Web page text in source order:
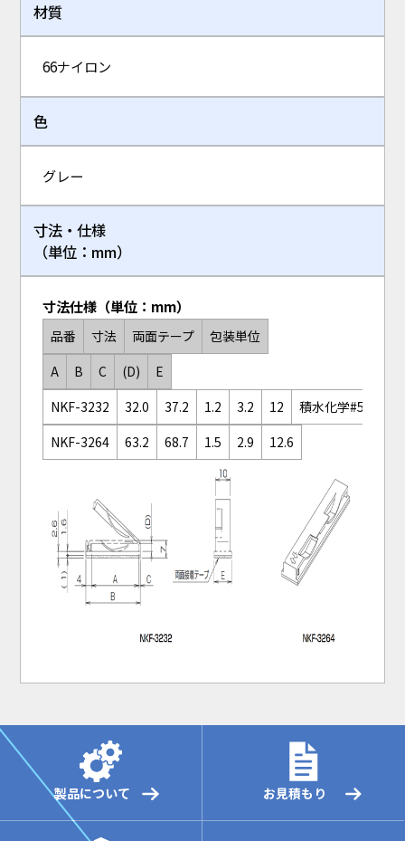
材質
66ナイロン
色
グレー
寸法・仕様
（単位：mm）
寸法仕様（単位：mm）
品番 寸法 両面テープ
包装単位
A
B C (D)
E
NKF-3232
32.0 37.2 1.2 3.2 12 積水化学#532S
NKF-3264
63.2 68.7 1.5 2.9 12.6
製品について お見積もり